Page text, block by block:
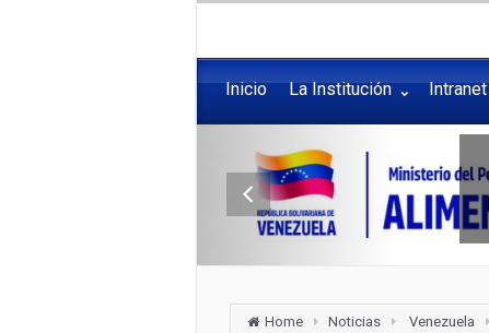
Inicio La Institución Intranet
Home Noticias Venezuela